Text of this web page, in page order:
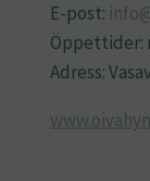
E-post:
Öppettider:
Adress: